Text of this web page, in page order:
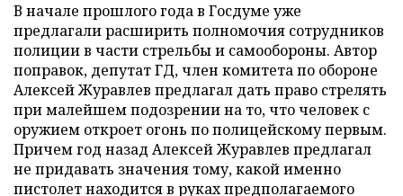
В начале прошлого года в Госдуме уже
предлагали расширить полномочия сотрудников
полиции в части стрельбы и самообороны. Автор
поправок, депутат ГД, член комитета по обороне
Алексей Журавлев предлагал дать право стрелять
при малейшем подозрении на то, что человек с
оружием откроет огонь по полицейскому первым.
Причем год назад Алексей Журавлев предлагал
не придавать значения тому, какой именно
пистолет находится в руках предполагаемого